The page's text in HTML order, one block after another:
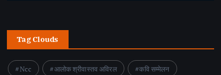
Tag Clouds
Ncc आलोक श्रीवास्तव अविरल
कवि सम्मेलन